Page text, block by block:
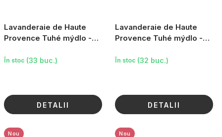
Lavanderaie de Haute
Provence Tuhé mýdlo -
În stoc (33 buc.)
DETALII
Lavanderaie de Haute
Provence Tuhé mýdlo -
În stoc (32 buc.)
DETALII
Nou Nou